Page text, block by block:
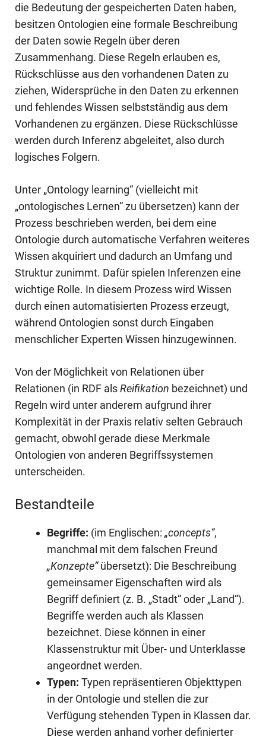
die Bedeutung der gespeicherten Daten haben,
besitzen Ontologien eine formale Beschreibung
der Daten sowie Regeln über deren
Zusammenhang. Diese Regeln erlauben es,
Rückschlüsse aus den vorhandenen Daten zu
ziehen, Widersprüche in den Daten zu erkennen
und fehlendes Wissen selbstständig aus dem
Vorhandenen zu ergänzen. Diese Rückschlüsse
werden durch Inferenz abgeleitet, also durch
logisches Folgern.
Unter „Ontology learning“ (vielleicht mit
„ontologisches Lernen“ zu übersetzen) kann der
Prozess beschrieben werden, bei dem eine
Ontologie durch automatische Verfahren weiteres
Wissen akquiriert und dadurch an Umfang und
Struktur zunimmt. Dafür spielen Inferenzen eine
wichtige Rolle. In diesem Prozess wird Wissen
durch einen automatisierten Prozess erzeugt,
während Ontologien sonst durch Eingaben
menschlicher Experten Wissen hinzugewinnen.
Von der Möglichkeit von Relationen über
Relationen (in RDF alsReifikation bezeichnet) und
Regeln wird unter anderem aufgrund ihrer
Komplexität in der Praxis relativ selten Gebrauch
gemacht, obwohl gerade diese Merkmale
Ontologien von anderen Begriffssystemen
unterscheiden.
Bestandteile
Begriffe: (im Englischen: „concepts“,
manchmal mit dem falschen Freund
„Konzepte“übersetzt): Die Beschreibung
gemeinsamer Eigenschaften wird als
Begriff definiert (z. B. „Stadt“ oder „Land“).
Begriffe werden auch als Klassen
bezeichnet. Diese können in einer
Klassenstruktur mit Über- und Unterklasse
angeordnet werden.
Typen: Typen repräsentieren Objekttypen
in der Ontologie und stellen die zur
Verfügung stehenden Typen in Klassen dar.
Diese werden anhand vorher definierter